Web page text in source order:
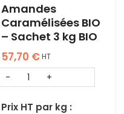
Amandes
Caramélisées BIO
– Sachet 3 kg BIO
57,70 €HT
Prix HT par kg :